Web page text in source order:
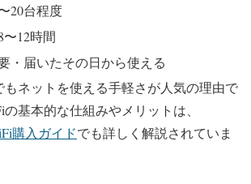
20台程度
〜12時間
・届いたその日から使える
もネットを使える手軽さが人気の理由で
基本的な仕組みやメリットは、
購入ガイドでも詳しく解説されていま